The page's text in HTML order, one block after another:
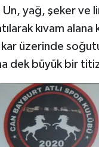
Un, yağ, şeker ve
kıvam
üzerinde
dek büyük bir